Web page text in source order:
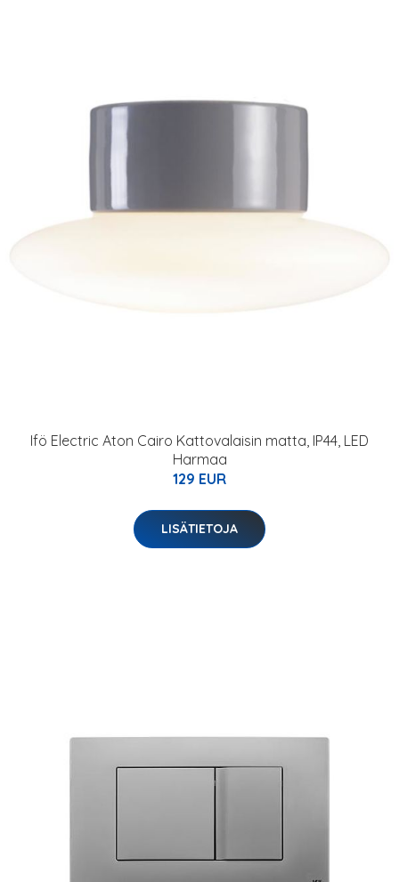
Ifö Electric Aton Cairo Kattovalaisin matta, IP44, LED
Harmaa
129 EUR
LISÄTIETOJA